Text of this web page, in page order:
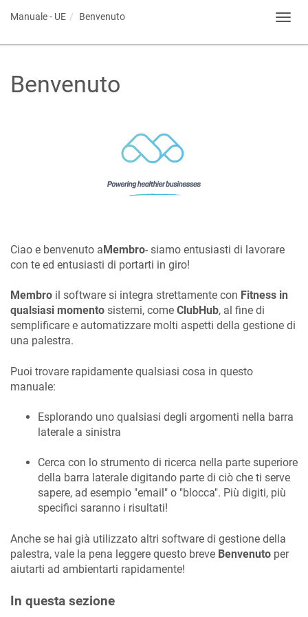
Manuale - UE Benvenuto
Benvenuto
Ciao e benvenuto aMembro- siamo entusiasti di lavorare
con te ed entusiasti di portarti in giro!
Membro il software si integra strettamente con Fitness in
qualsiasi momento sistemi, come ClubHub, al fine di
semplificare e automatizzare molti aspetti della gestione di
una palestra.
Puoi trovare rapidamente qualsiasi cosa in questo
manuale:
Esplorando uno qualsiasi degli argomenti nella barra
laterale a sinistra
Cerca con lo strumento di ricerca nella parte superiore
della barra laterale digitando parte di ciò che ti serve
sapere, ad esempio "email" o "blocca". Più digiti, più
specifici saranno i risultati!
Anche se hai già utilizzato altri software di gestione della
palestra, vale la pena leggere questo breve Benvenuto per
aiutarti ad ambientarti rapidamente!
In questa sezione